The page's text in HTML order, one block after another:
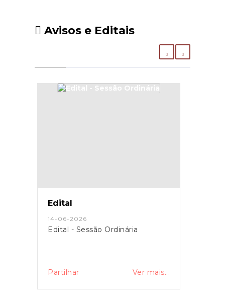
Avisos e Editais
Edital
14-06-2026
Edital - Sessão Ordinária
Partilhar Ver mais...